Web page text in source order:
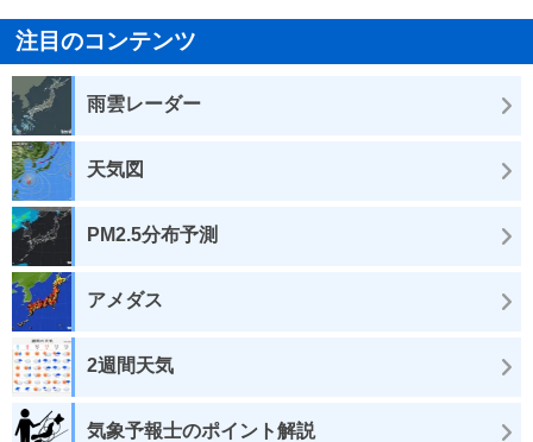
注目のコンテンツ
雨雲レーダー
天気図
PM2.5分布予測
アメダス
2週間天気
気象予報士のポイント解説